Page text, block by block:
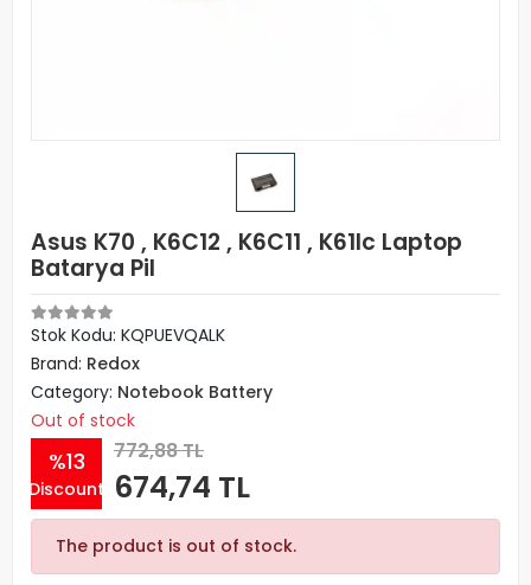
Asus K70 , K6C12 , K6C11 , K61Ic Laptop
Batarya Pil
Stok Kodu: KQPUEVQALK
Brand: Redox
Category: Notebook Battery
Out of stock
%13
Discount
772,88 TL
674,74 TL
The product is out of stock.